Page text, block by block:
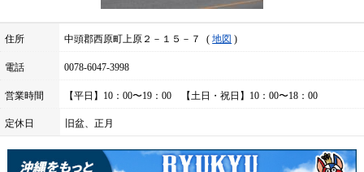
住所 中頭郡西原町上原２－１５－７ 地図
電話 0078-6047-3998
営業時間 【平日】10：00〜19：00 【土日・祝日】10：00〜18：00
定休日 旧盆、正月